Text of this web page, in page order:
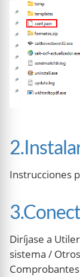
Instrucciones
Diríjase a
sistema /
Comprobantes